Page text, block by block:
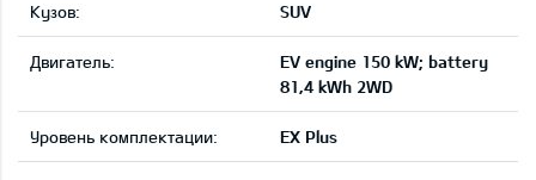
Кузов: SUV
Двигатель:
EV engine 150 kW; battery
81,4 kWh 2WD
Уровень комплектации: EX Plus